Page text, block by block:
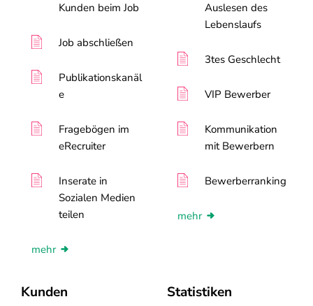
Kunden beim Job
Job abschließen
Publikationskanäl
e
Fragebögen im
eRecruiter
Inserate in
Sozialen Medien
teilen
mehr
Auslesen des
Lebenslaufs
3tes Geschlecht
VIP Bewerber
Kommunikation
mit Bewerbern
Bewerberranking
mehr
Kunden Statistiken